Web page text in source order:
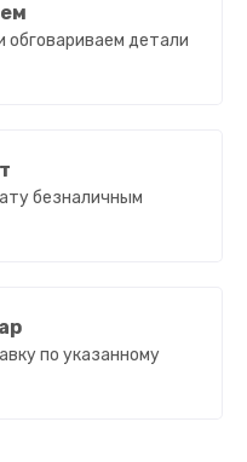
обговариваем детали
безналичным
по указанному